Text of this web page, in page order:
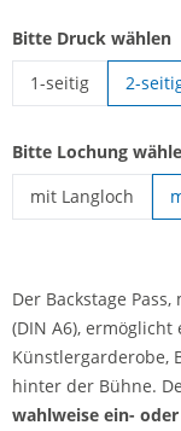
Bitte Druck wählen
1-seitig
2-
Bitte Lochung
mit Langloch
Der Backstage
(DIN A6),
Künstlergarderobe,
hinter der Bühne.
wahlweise ein-